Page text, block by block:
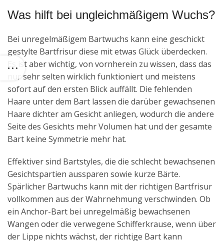
Was hilft bei ungleichmäßigem Wuchs?
Bei unregelmäßigem Bartwuchs kann eine geschickt
gestylte Bartfrisur diese mit etwas Glück überdecken.
Es ist aber wichtig, von vornherein zu wissen, dass das
nur sehr selten wirklich funktioniert und meistens
sofort auf den ersten Blick auffällt. Die fehlenden
Haare unter dem Bart lassen die darüber gewachsenen
Haare dichter am Gesicht anliegen, wodurch die andere
Seite des Gesichts mehr Volumen hat und der gesamte
Bart keine Symmetrie mehr hat.
Effektiver sind Bartstyles, die die schlecht bewachsenen
Gesichtspartien aussparen sowie kurze Bärte.
Spärlicher Bartwuchs kann mit der richtigen Bartfrisur
vollkommen aus der Wahrnehmung verschwinden. Ob
ein Anchor-Bart bei unregelmäßig bewachsenen
Wangen oder die verwegene Schifferkrause, wenn über
der Lippe nichts wächst, der richtige Bart kann